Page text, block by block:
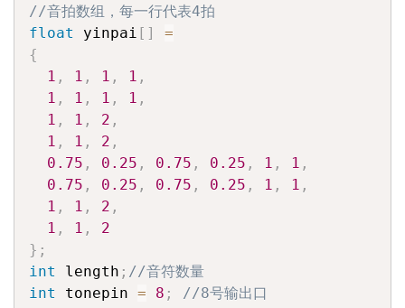
//音拍数组，每一行代表4拍
float
yinpai [ ]
=
{
1 , 1 , 1 , 1 ,
1 , 1 , 1 , 1 ,
1 , 1 , 2 ,
1 , 1 , 2 ,
0.75 , 0.25 , 0.75 , 0.25 , 1 , 1 ,
0.75 , 0.25 , 0.75 , 0.25 , 1 , 1 ,
1 , 1 , 2 ,
1 , 1 ,
2
} ;
int
length ; //音符数量
int
tonepin = 8 ; //8号输出口